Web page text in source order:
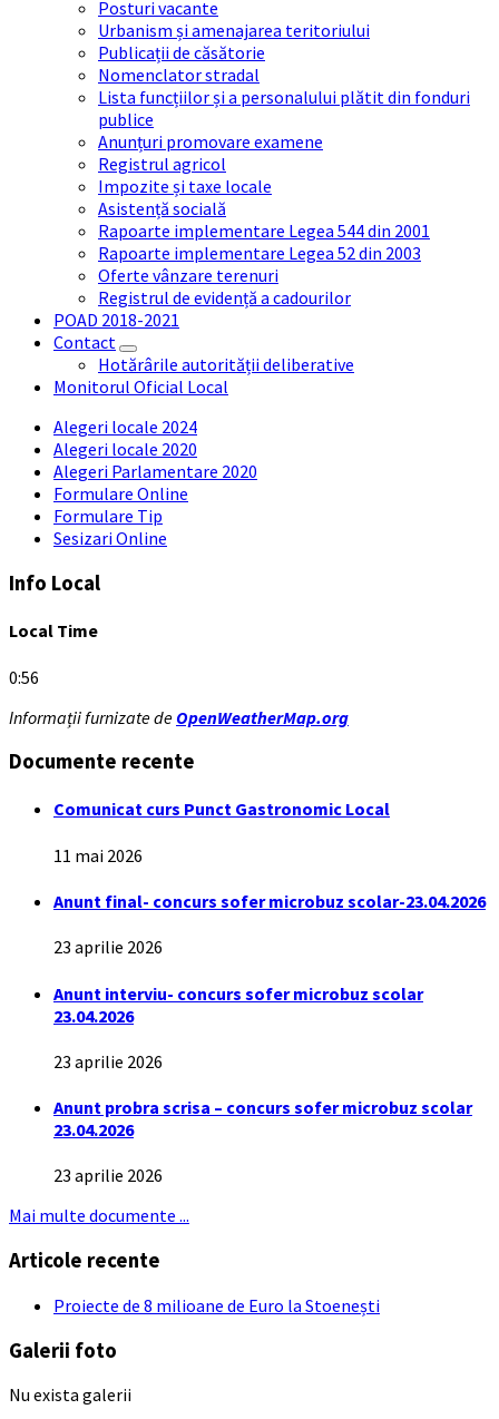
Posturi vacante
Urbanism și amenajarea teritoriului
Publicații de căsătorie
Nomenclator stradal
Lista funcțiilor și a personalului plătit din fonduri
publice
Anunțuri promovare examene
Registrul agricol
Impozite și taxe locale
Asistență socială
Rapoarte implementare Legea 544 din 2001
Rapoarte implementare Legea 52 din 2003
Oferte vânzare terenuri
Registrul de evidență a cadourilor
POAD 2018-2021
Contact
Hotărârile autorității deliberative
Monitorul Oficial Local
Alegeri locale 2024
Alegeri locale 2020
Alegeri Parlamentare 2020
Formulare Online
Formulare Tip
Sesizari Online
Info Local
Local Time
0:56
Informații furnizate de OpenWeatherMap.org
Documente recente
Comunicat curs Punct Gastronomic Local
11 mai 2026
Anunt final- concurs sofer microbuz scolar-23.04.2026
23 aprilie 2026
Anunt interviu- concurs sofer microbuz scolar
23.04.2026
23 aprilie 2026
Anunt probra scrisa – concurs sofer microbuz scolar
23.04.2026
23 aprilie 2026
Mai multe documente ...
Articole recente
Proiecte de 8 milioane de Euro la Stoenești
Galerii foto
Nu exista galerii